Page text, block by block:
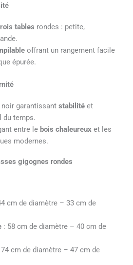
tables rondes : petite,
offrant un rangement facile
épurée.
noir garantissant stabilitéet
du temps.
entre le bois chaleureux et les
modernes.
gigognes rondes
cm de diamètre – 33 cm de
: 58 cm de diamètre – 40 cm de
cm de diamètre – 47 cm de